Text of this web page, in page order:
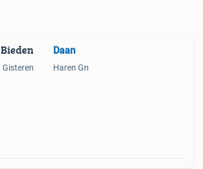
Bieden
Gisteren
Daan
Haren Gn